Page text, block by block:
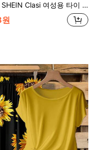
SHEIN Clasi 여성용 타이 보우 & 플로럴 리프 프린트 블라우스, 루즈핏 스트레이트 팬츠 2피스 세트, 외출, 출퇴근, 시크, 로맨틱 우아, 해변 휴가에 적합